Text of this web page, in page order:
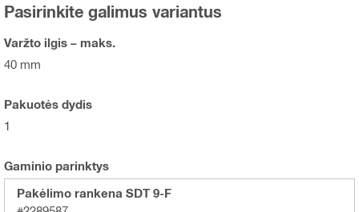
Pasirinkite galimus variantus
Varžto ilgis – maks.
40 mm
Pakuotės dydis
1
Gaminio parinktys
Pakėlimo rankena SDT 9-F